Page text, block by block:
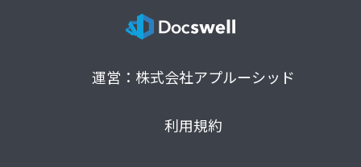
運営：株式会社アプルーシッド
利用規約